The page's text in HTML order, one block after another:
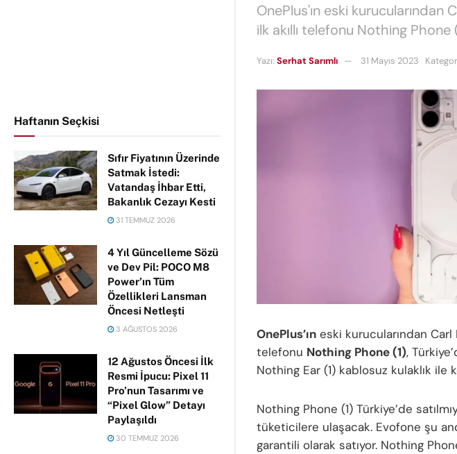
Haftanın Seçkisi
Sıfır Fiyatının Üzerinde
Satmak İstedi:
Vatandaş İhbar Etti,
Bakanlık Cezayı Kesti
31 TEMMUZ 2026
4 Yıl Güncelleme Sözü
ve Dev Pil: POCO M8
Power’ın Tüm
Özellikleri Lansman
Öncesi Netleşti
3 AĞUSTOS 2026
12 Ağustos Öncesi İlk
Resmi İpucu: Pixel 11
Pro’nun Tasarımı ve
“Pixel Glow” Detayı
Paylaşıldı
30 TEMMUZ 2026
OnePlus'ın eski kurucularından
ilk akıllı telefonu Nothing Phone
Yazı: Serhat Sarımlı 31 Mayıs 2023
OnePlus’ın eski kurucularından Carl
telefonu Nothing Phone (1),
Nothing Ear (1) kablosuz kulaklık
Nothing Phone (1) Türkiye’de
tüketicilere ulaşacak. Evofone şu
garantili olarak satıyor. Nothing